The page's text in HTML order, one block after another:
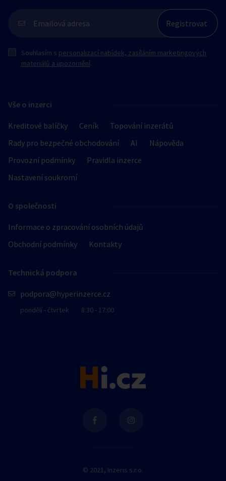
Vše o inzerci
Kreditové balíčky Ceník
Topování inzerátů
Rady pro bezpečné obchodování
AI
Nápověda
Provozní podmínky
Pravidla inzerce
Nastavení soukromí
O společnosti
Informace o zpracování osobních údajů
Obchodní podmínky
Kontakty
Technická podpora
podpora@hyperinzerce.cz
pondělí - čtvrtek 8:30 - 17:00
Souhlasím s personalizací nabídek, zasíláním marketingových
materiálů a upozornění.
© 2021, Inzeris s.r.o.